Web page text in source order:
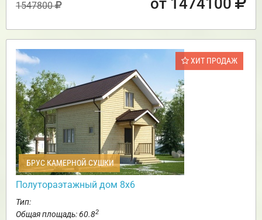
1547800 от 1474100
ХИТ ПРОДАЖ
БРУС КАМЕРНОЙ СУШКИ
Полутораэтажный дом 8х6
Тип:
Общая площадь: 60.82